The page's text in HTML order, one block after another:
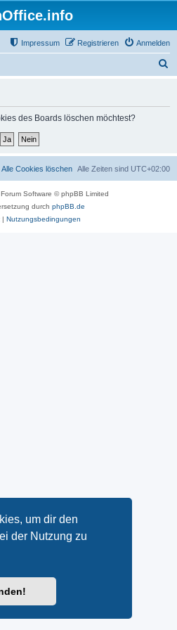
um dir den
der Nutzung zu
Anmelden
Registrieren
Impressum
des Boards löschen möchtest?
Alle Zeiten sind UTC+02:00
Alle Cookies löschen
Software © phpBB Limited
durch phpBB.de
| Nutzungsbedingungen